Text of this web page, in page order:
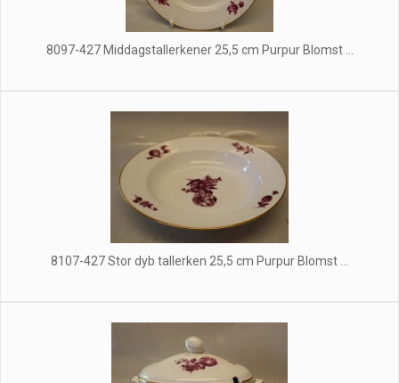
8097-427 Middagstallerkener 25,5 cm Purpur Blomst ...
8107-427 Stor dyb tallerken 25,5 cm Purpur Blomst ...